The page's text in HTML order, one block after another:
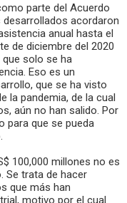
parte del Acuerdo
desarrollados acordaron
anual hasta el
de diciembre del 2020
solo se ha
Eso es un
que se ha visto
la pandemia, de la cual
aún no han salido. Por
para que se pueda
100,000 millones no es
Se trata de hacer
que más han
motivo por el cual